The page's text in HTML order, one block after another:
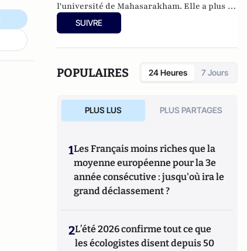
l'université de Mahasarakham. Elle a plus de
10 ans d'expérience dans l'enseignement de
la biotechnologie et a mené des recherches
(notamment les produits naturels bioactifs,
les bactéries intestinales bénéfiques, les
conservation des aliments).
SUIVRE
POPULAIRES 24 Heures 7 Jours
PLUS LUS PLUS PARTAGES
1Les Français moins riches que la
moyenne européenne pour la 3e
année consécutive : jusqu'où ira le
grand déclassement ?
2L’été 2026 confirme tout ce que
les écologistes disent depuis 50